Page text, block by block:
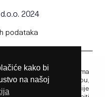
2024
podataka
upute za uporabu u kojima
vezane uz uporabu,
opreza i upute. Informacije
kako bi
na našoj